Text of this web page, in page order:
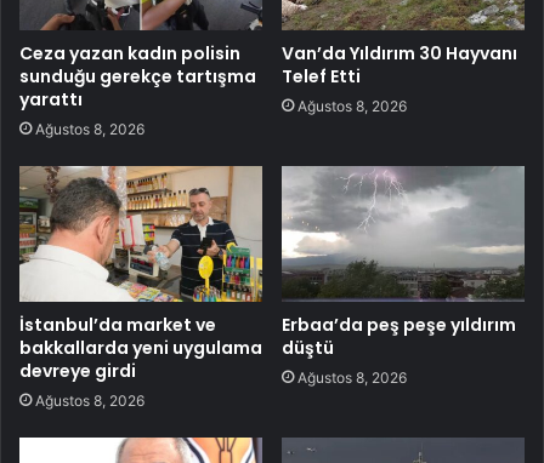
Ceza yazan kadın polisin
sunduğu gerekçe tartışma
yarattı
Ağustos 8, 2026
Van’da Yıldırım 30 Hayvanı
Telef Etti
Ağustos 8, 2026
İstanbul’da market ve
bakkallarda yeni uygulama
devreye girdi
Ağustos 8, 2026
Erbaa’da peş peşe yıldırım
düştü
Ağustos 8, 2026